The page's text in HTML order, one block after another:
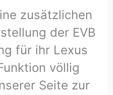
zusätzlichen
der EVB
für ihr Lexus
völlig
Seite zur